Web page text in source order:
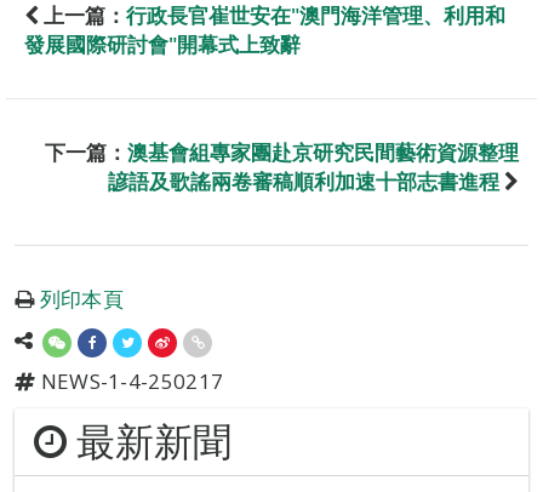
上一篇： 行政長官崔世安在"澳門海洋管理、利用和
發展國際研討會"開幕式上致辭
下一篇： 澳基會組專家團赴京研究民間藝術資源整理
諺語及歌謠兩卷審稿順利加速十部志書進程
列印本頁
NEWS-1-4-250217
最新新聞